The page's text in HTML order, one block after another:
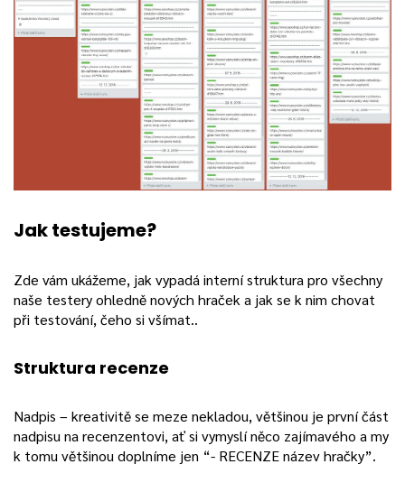
Jak testujeme?
Zde vám ukážeme, jak vypadá interní struktura pro všechny
naše testery ohledně nových hraček a jak se k nim chovat
při testování, čeho si všímat..
Struktura recenze
Nadpis – kreativitě se meze nekladou, většinou je první část
nadpisu na recenzentovi, ať si vymyslí něco zajímavého a my
k tomu většinou doplníme jen “- RECENZE název hračky”.